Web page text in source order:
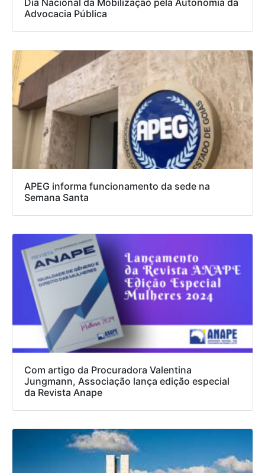
Dia Nacional da Mobilização pela Autonomia da
Advocacia Pública
APEG informa funcionamento da sede na
Semana Santa
Com artigo da Procuradora Valentina
Jungmann, Associação lança edição especial
da Revista Anape